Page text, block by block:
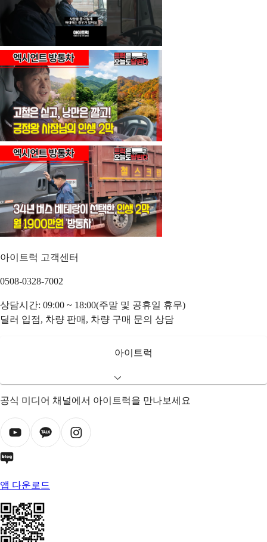
아이트럭 고객센터
0508-0328-7002
상담시간: 09:00 ~ 18:00(주말 및 공휴일 휴무)
딜러 입점, 차량 판매, 차량 구매 문의 상담
아이트럭
공식 미디어 채널에서 아이트럭을 만나보세요
앱 다운로드